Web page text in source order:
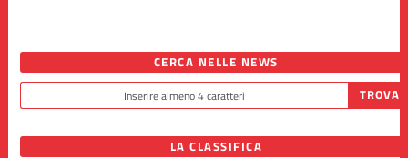
CERCA NELLE NEWS
LA CLASSIFICA